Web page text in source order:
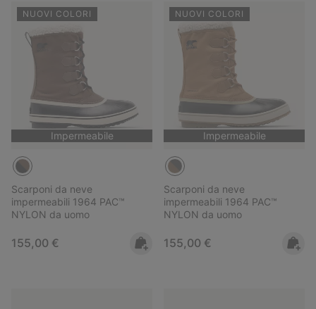
NUOVI COLORI
Impermeabile
Scarponi da neve
impermeabili 1964 PAC™
NYLON da uomo
Regular price:
155,00 €
NUOVI COLORI
Impermeabile
Scarponi da neve
impermeabili 1964 PAC™
NYLON da uomo
Regular price:
155,00 €